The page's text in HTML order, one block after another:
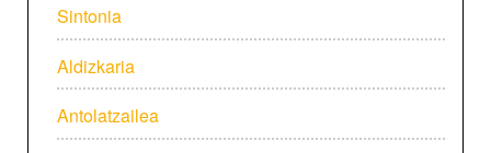
Sintonia
Aldizkaria
Antolatzailea